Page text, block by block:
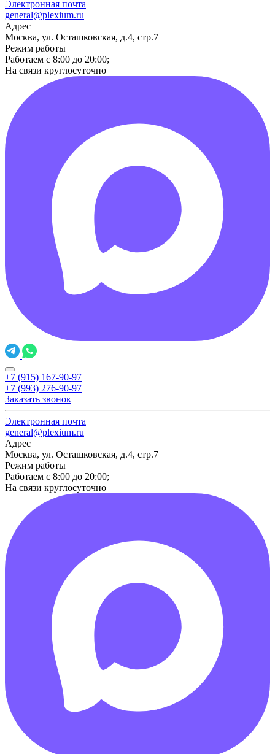
Электронная почта
general@plexium.ru
Адрес
Москва, ул. Осташковская, д.4, стр.7
Режим работы
Работаем с 8:00 до 20:00;
На связи круглосуточно
+7 (915) 167-90-97
+7 (993) 276-90-97
Заказать звонок
Электронная почта
general@plexium.ru
Адрес
Москва, ул. Осташковская, д.4, стр.7
Режим работы
Работаем с 8:00 до 20:00;
На связи круглосуточно